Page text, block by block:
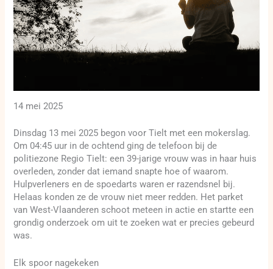
14 mei 2025
Dinsdag 13 mei 2025 begon voor Tielt met een mokerslag.
Om 04:45 uur in de ochtend ging de telefoon bij de
politiezone Regio Tielt: een 39-jarige vrouw was in haar huis
overleden, zonder dat iemand snapte hoe of waarom.
Hulpverleners en de spoedarts waren er razendsnel bij.
Helaas konden ze de vrouw niet meer redden. Het parket
van West-Vlaanderen schoot meteen in actie en startte een
grondig onderzoek om uit te zoeken wat er precies gebeurd
was.
Elk spoor nagekeken